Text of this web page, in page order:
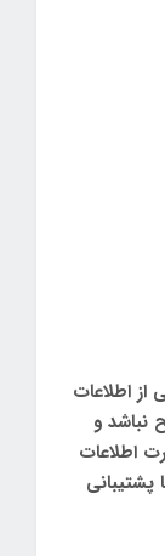
اطلاعات
و
اطلاعات
پشتیبانی